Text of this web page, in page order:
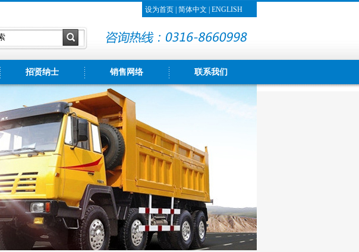
设为首页 简体中文 ENGLISH
招贤纳士 销售网络 联系我们